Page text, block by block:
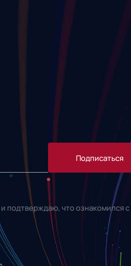
Подписаться
и подтверждаю, что ознакомился с